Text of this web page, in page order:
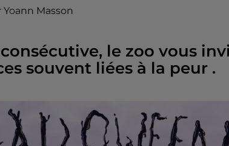
Yoann Masson
le zoo vous
souvent liées à la peur .